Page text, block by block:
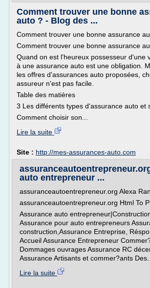
Comment trouver une bonne
auto ? - Blog des ...
Comment trouver une bonne assurance
Comment trouver une bonne assurance
Quand on est l'heureux possesseur d'une
à une assurance auto est une obligation.
les offres d'assurances auto proposées,
assureur n'est pas facile.
Table des matières
3 Les différents types d'assurance auto et
Comment choisir son...
Lire la suite
Site : http://mes-assurances-auto.com
auto entrepreneur ...
assuranceautoentrepreneur.org Alexa
assuranceautoentrepreneur.org Html To
Assurance auto
Assurance pour auto entrepreneurs
construction,Assurance Entreprise,
Accueil Assurance Entrepreneur
Dommages ouvrages Assurance RC
Assurance Artisants et commer?ants Des...
Lire la suite